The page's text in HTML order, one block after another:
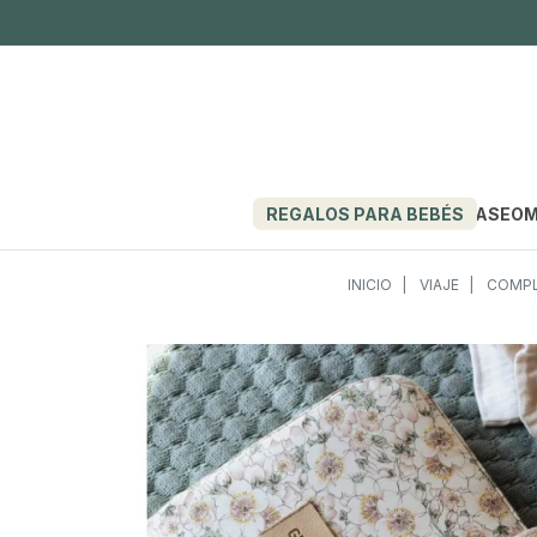
REGALOS PARA BEBÉS PASEO
INICIO VIAJE